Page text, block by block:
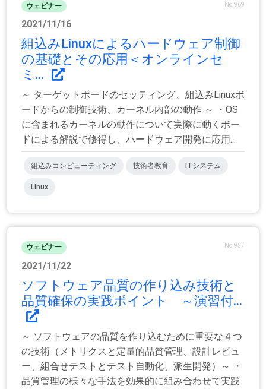
ウェビナー No.969
2021/11/16
組込みLinuxによるハードウェア制御
の基礎とその応用＜オンラインセ
ミ...
～ ターゲットボードのセッティング、組込みLinuxボ
ードからの制御技術、カーネル内部の動作 ～ ・OS
に含まれるカーネルの動作について実際に動くボー
ドによる解説で修得し、ハードウェア開発に応用...
組込みコンピューティング 技術者教育 ITシステム
Linux
ウェビナー No.957
2021/11/22
ソフトウェア品質の作り込み技術と
品質確保の実践ポイント ～演習付...
～ ソフトウェアの品質を作り込むために重要な４つ
の技術（メトリクスと定量的品質管理、設計レビュ
ー、組合せテストとテスト自動化、派生開発）～ ・
品質管理の様々な手法を効果的に組み合わせて実践